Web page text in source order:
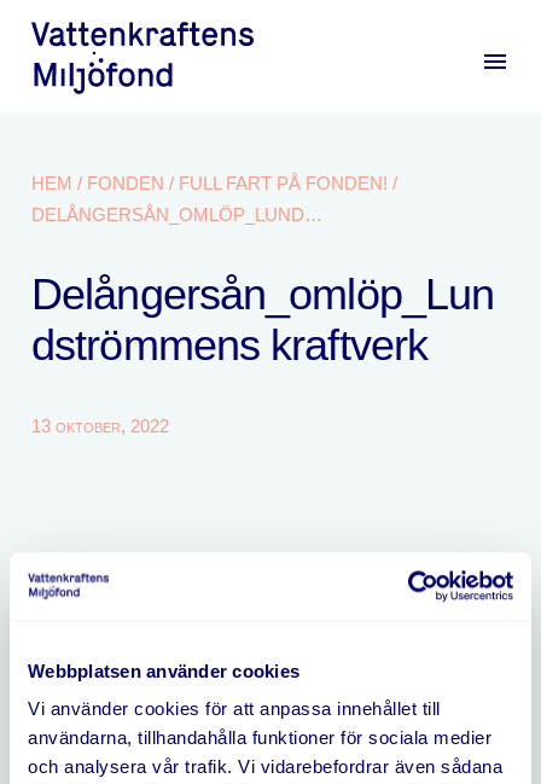
Webbplatsen använder cookies
Vi använder cookies för att anpassa innehållet till
användarna, tillhandahålla funktioner för sociala medier
och analysera vår trafik. Vi vidarebefordrar även sådana
menu
HEM / FONDEN / FULL FART PÅ FONDEN! /
DELÅNGERSÅN_OMLÖP_LUNDSTRÖMMENS KRAFTVERK
Delångersån_omlöp_Lun
dströmmens kraftverk
13 oktober, 2022
Aktuellt
Öppettider i sommar